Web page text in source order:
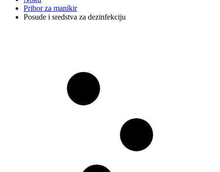
Pribor za manikir
Posude i sredstva za dezinfekciju